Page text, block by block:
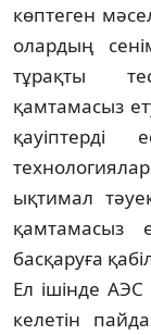
көптеген
олардың
тұрақты
қамтамасыз
қауіптерді
ықтимал
қамтамасыз
басқаруға
Ел ішінде
келетін